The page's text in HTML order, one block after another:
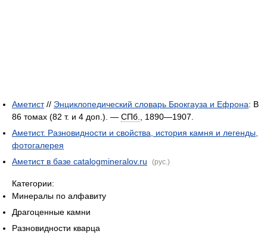
Аметист// Энциклопедический словарь Брокгауза и Ефрона: В
86 томах (82 т. и 4 доп.). — СПб.
, 1890—1907.
Аметист. Разновидности и свойства, история камня и легенды,
фотогалерея
Аметист в базе catalogmineralov.ru
(рус.)
Категории:
Минералы по алфавиту
Драгоценные камни
Разновидности кварца